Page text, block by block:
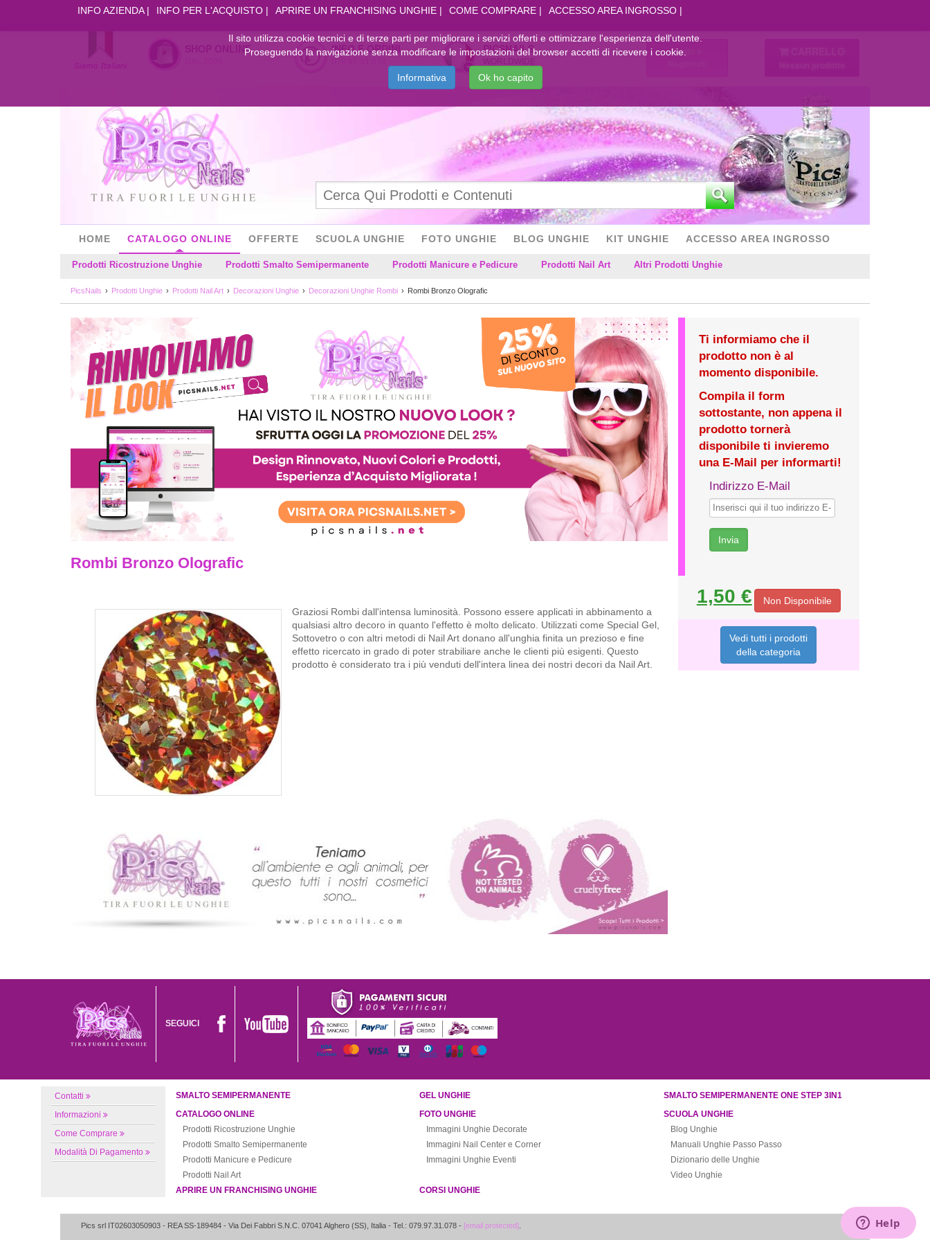
INFO AZIENDA INFO PER L'ACQUISTO APRIRE UN FRANCHISING UNGHIE COME COMPRARE ACCESSO AREA INGROSSO
SHOP ONLINE INFO E ORDINI PICSNAILS
Login
HOME CATALOGO ONLINE
Prodotti Ricostruzione Unghie Prodotti Smalto Semipermanente Prodotti Manicure e Pedicure Prodotti Nail Art Altri Prodotti Unghie
OFFERTE SCUOLA UNGHIE FOTO UNGHIE BLOG UNGHIE KIT UNGHIE ACCESSO AREA INGROSSO
PicsNails Prodotti Unghie Prodotti Nail Art Decorazioni Unghie Decorazioni Unghie Rombi Rombi Bronzo Olografic
Rombi Bronzo Olografic
Graziosi Rombi dall'intensa luminosità. Possono essere applicati in abbinamento a
qualsiasi altro decoro in quanto l'effetto è molto delicato. Utilizzati come Special Gel,
Sottovetro o con altri metodi di Nail Art donano all'unghia finita un prezioso e fine
effetto ricercato in grado di poter strabiliare anche le clienti più esigenti. Questo
prodotto è considerato tra i più venduti dell'intera linea dei nostri decori da Nail Art.
Ti informiamo che il
prodotto non è al
momento disponibile.
Compila il form
sottostante, non appena il
prodotto tornerà
disponibile ti invieremo
una E-Mail per informarti!
Indirizzo E-Mail
1,50 € Non Disponibile
Vedi tutti i prodotti
della categoria
SEGUICI
Contatti
Informazioni
Come Comprare
Modalità Di Pagamento
SMALTO SEMIPERMANENTE GEL UNGHIE
SMALTO SEMIPERMANENTE ONE STEP 3IN1
CATALOGO ONLINE
Prodotti Ricostruzione Unghie
Prodotti Smalto Semipermanente
Prodotti Manicure e Pedicure
Prodotti Nail Art
FOTO UNGHIE
Immagini Unghie Decorate
Immagini Nail Center e Corner
Immagini Unghie Eventi
SCUOLA UNGHIE
Blog Unghie
Manuali Unghie Passo Passo
Dizionario delle Unghie
Video Unghie
APRIRE UN FRANCHISING UNGHIE
CORSI UNGHIE
Pics srl IT02603050903 - REA SS-189484 - Via Dei Fabbri S.N.C. 07041 Alghero (SS), Italia - Tel.: 079.97.31.078 - [email protected]
Il sito utilizza cookie tecnici e di terze parti per migliorare i servizi offerti e ottimizzare l'esperienza dell'utente.
Proseguendo la navigazione senza modificare le impostazioni del browser accetti di ricevere i cookie.
Informativa Ok ho capito